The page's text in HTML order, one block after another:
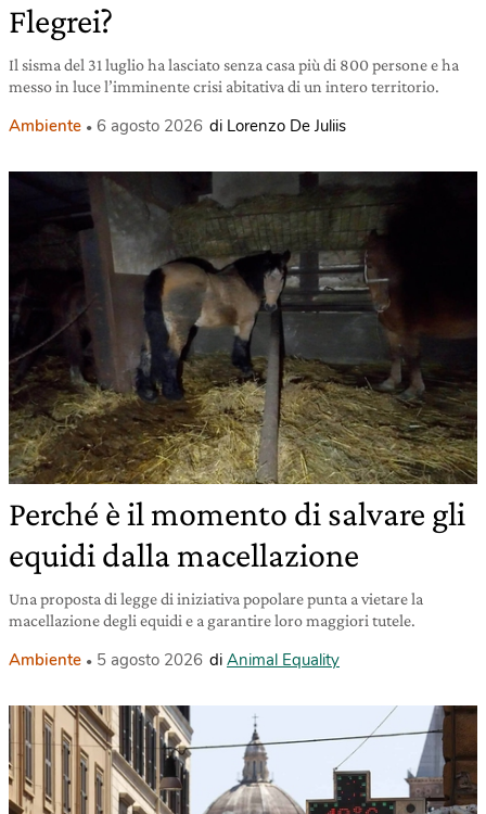
Flegrei?
Il sisma del 31 luglio ha lasciato senza casa più di 800 persone e ha
messo in luce l’imminente crisi abitativa di un intero territorio.
Ambiente 6 agosto 2026 di Lorenzo De Juliis
Perché è il momento di salvare gli
equidi dalla macellazione
Una proposta di legge di iniziativa popolare punta a vietare la
macellazione degli equidi e a garantire loro maggiori tutele.
Ambiente 5 agosto 2026 di Animal Equality